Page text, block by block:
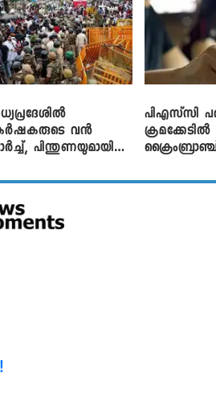
വൻ
പിന്തുണയുമായി
പിഎസ്‌സി
ക്രമക്കേ‌ടിൽ